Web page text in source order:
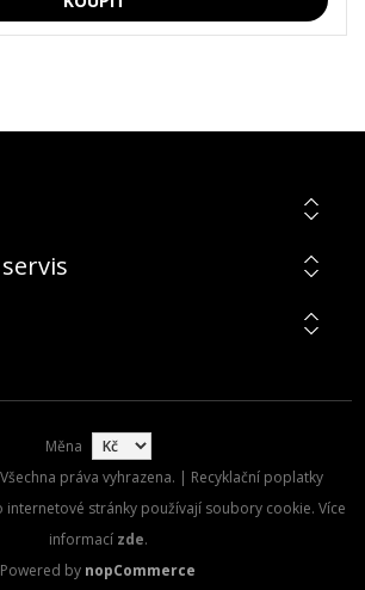
Měna
práva vyhrazena. | Recyklační poplatky
internetové stránky používají soubory cookie. Více
informací zde.
Powered by nopCommerce